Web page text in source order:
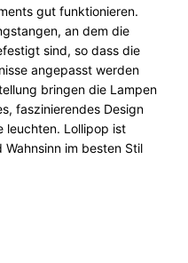
gut funktionieren.
an dem die
sind, so dass die
angepasst werden
bringen die Lampen
faszinierendes Design
leuchten. Lollipop ist
im besten Stil